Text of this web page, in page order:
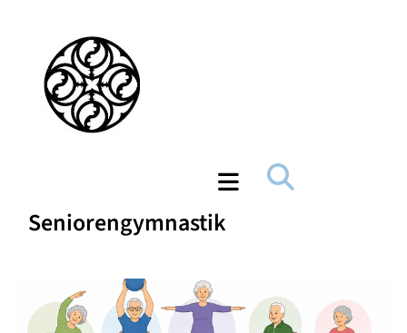
Seniorengymnastik